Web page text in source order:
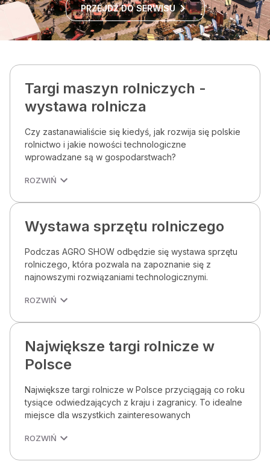
PRZEJDŹ DO SERWISU
Targi maszyn rolniczych -
wystawa rolnicza
Czy zastanawialiście się kiedyś, jak rozwija się polskie
rolnictwo i jakie nowości technologiczne
wprowadzane są w gospodarstwach?
ROZWIŃ
Wystawa sprzętu rolniczego
Podczas AGRO SHOW odbędzie się wystawa sprzętu
rolniczego, która pozwala na zapoznanie się z
najnowszymi rozwiązaniami technologicznymi.
ROZWIŃ
Największe targi rolnicze w
Polsce
Największe targi rolnicze w Polsce przyciągają co roku
tysiące odwiedzających z kraju i zagranicy. To idealne
miejsce dla wszystkich zainteresowanych
ROZWIŃ